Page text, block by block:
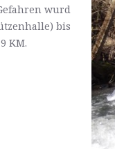
wurd
bis
KM.